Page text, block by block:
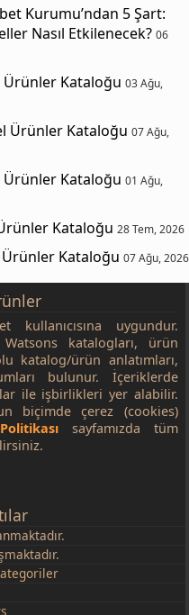
Kurumu’ndan 5 Şart:
Nasıl Etkilenecek? 06
Ürünler Kataloğu 03 Ağu,
Ürünler Kataloğu 07 Ağu,
Ürünler Kataloğu 01 Ağu,
Kataloğu 28 Tem, 2026
Kataloğu 07 Ağu, 2026
uygundur.
katalogları, ürün
katalog/ürün anlatımları,
bulunur. İçeriklerde
ile işbirlikleri yer alabilir.
biçimde çerez (cookies)
sayfamızda tüm